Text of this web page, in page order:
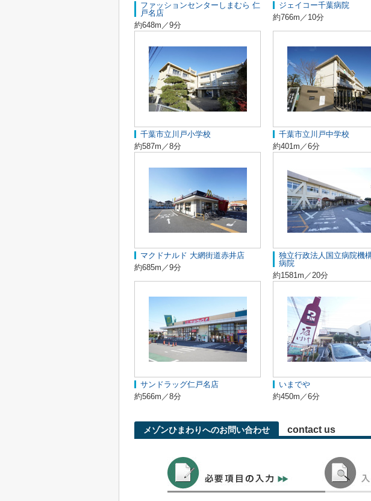
ファッションセンターしまむら 仁
戸名店
約648m／9分
ジェイコー千葉病院
約766m／10分
千葉市立川戸小学校
約587m／8分
千葉市立川戸中学校
約401m／6分
マクドナルド 大網街道赤井店
約685m／9分
独立行政法人国立病院機
病院
約1581m／20分
サンドラッグ仁戸名店
約566m／8分
いまでや
約450m／6分
メゾンひまわりへのお問い合わせ contact us